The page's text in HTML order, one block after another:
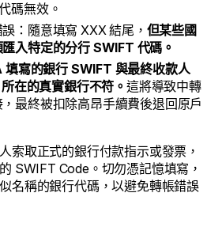
碼無效。
：隨意填寫 XXX 結尾， 但某些國
入特定的分行 SWIFT 代碼。
填寫的銀行 SWIFT 與最終收款人
在的真實銀行不符。 這將導致中轉
最終被扣除高昂手續費後退回原戶
索取正式的銀行付款指示或發票，
SWIFT Code。切勿憑記憶填寫，
名稱的銀行代碼，以避免轉帳錯誤